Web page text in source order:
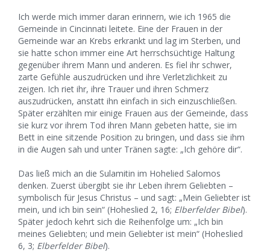
Ich werde mich immer daran erinnern, wie ich 1965 die
Gemeinde in Cincinnati leitete. Eine der Frauen in der
Gemeinde war an Krebs erkrankt und lag im Sterben, und
sie hatte schon immer eine Art herrschsüchtige Haltung
gegenüber ihrem Mann und anderen. Es fiel ihr schwer,
zarte Gefühle auszudrücken und ihre Verletzlichkeit zu
zeigen. Ich riet ihr, ihre Trauer und ihren Schmerz
auszudrücken, anstatt ihn einfach in sich einzuschließen.
Später erzählten mir einige Frauen aus der Gemeinde, dass
sie kurz vor ihrem Tod ihren Mann gebeten hatte, sie im
Bett in eine sitzende Position zu bringen, und dass sie ihm
in die Augen sah und unter Tränen sagte: „Ich gehöre dir“.
Das ließ mich an die Sulamitin im Hohelied Salomos
denken. Zuerst übergibt sie ihr Leben ihrem Geliebten –
symbolisch für Jesus Christus – und sagt: „Mein Geliebter ist
mein, und ich bin sein“ (Hoheslied 2, 16; Elberfelder Bibel).
Später jedoch kehrt sich die Reihenfolge um: „Ich bin
meines Geliebten; und mein Geliebter ist mein“ (Hoheslied
6, 3; Elberfelder Bibel).